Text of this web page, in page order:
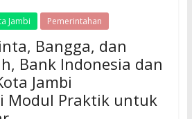
Jambi Pemerintahan
Bangga, dan
Bank Indonesia dan
Jambi
Modul Praktik untuk